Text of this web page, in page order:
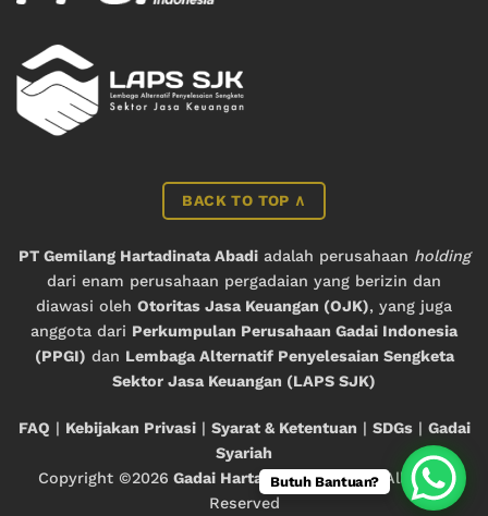
BACK TO TOP ∧
PT Gemilang Hartadinata Abadiadalah perusahaan holding
dari enam perusahaan pergadaian yang berizin dan
diawasi oleh Otoritas Jasa Keuangan (OJK), yang juga
anggota dari Perkumpulan Perusahaan Gadai Indonesia
(PPGI) dan Lembaga Alternatif Penyelesaian Sengketa
Sektor Jasa Keuangan (LAPS SJK)
FAQ | Kebijakan Privasi| Syarat & Ketentuan | SDGs| Gadai
Syariah
Copyright ©2026 Gadai Hartadinata Abadi— All Right
Reserved
Butuh Bantuan?